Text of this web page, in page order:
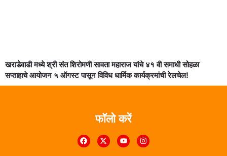
खराडेवाडी मध्ये श्री संत शिरोमणी सावता महाराज यांचे ४१ वी समाधी सोहळा
सप्ताहाचे आयोजन ५ ऑगस्ट पासून विविध धार्मिक कार्यक्रमांची रेलचेल!
फॉलो करें